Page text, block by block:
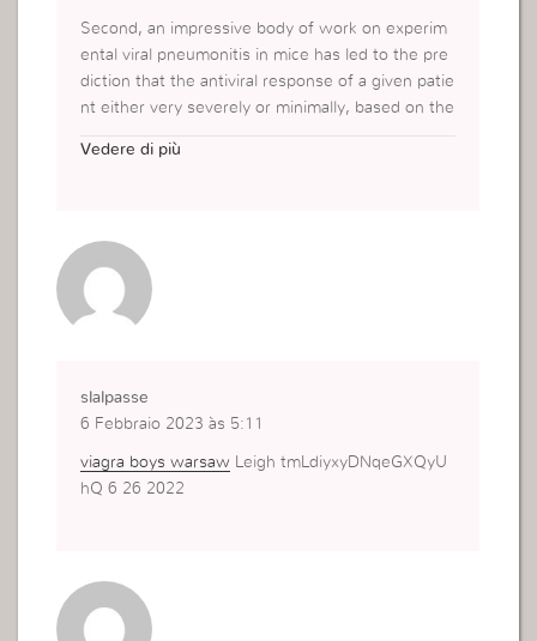
Second, an impressive body of work on experim
ental viral pneumonitis in mice has led to the pre
diction that the antiviral response of a given patie
nt either very severely or minimally, based on the
nline review
Vedere di più
slalpasse
6 Febbraio 2023 às 5:11
viagra boys warsaw Leigh tmLdiyxyDNqeGXQyU
hQ 6 26 2022